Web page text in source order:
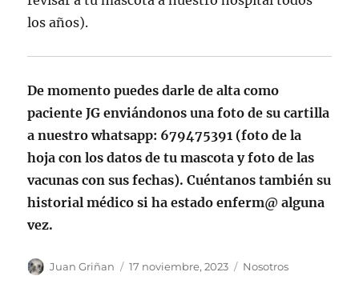
los años).
De momento puedes darle de alta como
paciente JG enviándonos una foto de su cartilla
a nuestro whatsapp: 679475391 (foto de la
hoja con los datos de tu mascota y foto de las
vacunas con sus fechas). Cuéntanos también su
historial médico si ha estado enferm@ alguna
vez.
Autor
Juan Griñan
Publicado
17 noviembre, 2023 Categorías
Nosotros